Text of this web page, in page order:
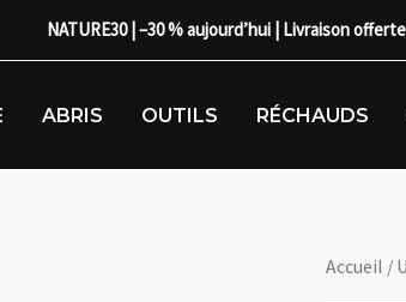
NATURE30 | –30 % aujourd’hui | Livraison
ABRIS OUTILS RÉCHAUDS
Accueil /